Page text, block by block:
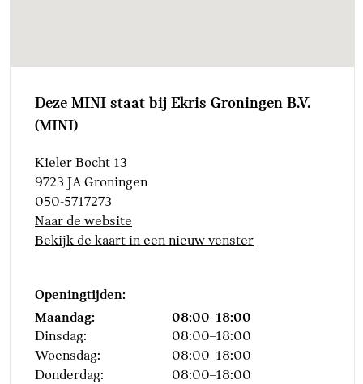
Deze MINI staat bij Ekris Groningen B.V.
(MINI)
Kieler Bocht 13
9723 JA Groningen
050-5717273
Naar de website
Bekijk de kaart in een nieuw venster
Openingtijden:
Maandag:
08:00–18:00
Dinsdag:
08:00–18:00
Woensdag:
08:00–18:00
Donderdag:
08:00–18:00